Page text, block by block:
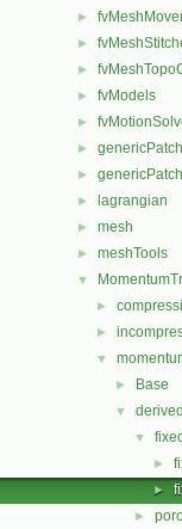
►
►
►
► fvModels
►
►
►
► lagrangian
► mesh
► meshTools
▼
►
►
▼
► Base
▼
▼
►
►
►